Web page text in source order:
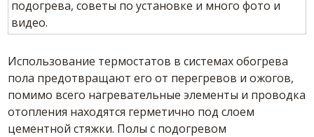
Использование термостатов в системах обогрева
пола предотвращают его от перегревов и ожогов,
помимо всего нагревательные элементы и проводка
отопления находятся герметично под слоем
цементной стяжки. Полы с подогревом